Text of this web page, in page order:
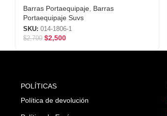
Barras Portaequipaje, Barras
Portaequipaje Suvs
SKU: 014-1806-1
$2,700 $2,500
POLÍTICAS
Política de devolución